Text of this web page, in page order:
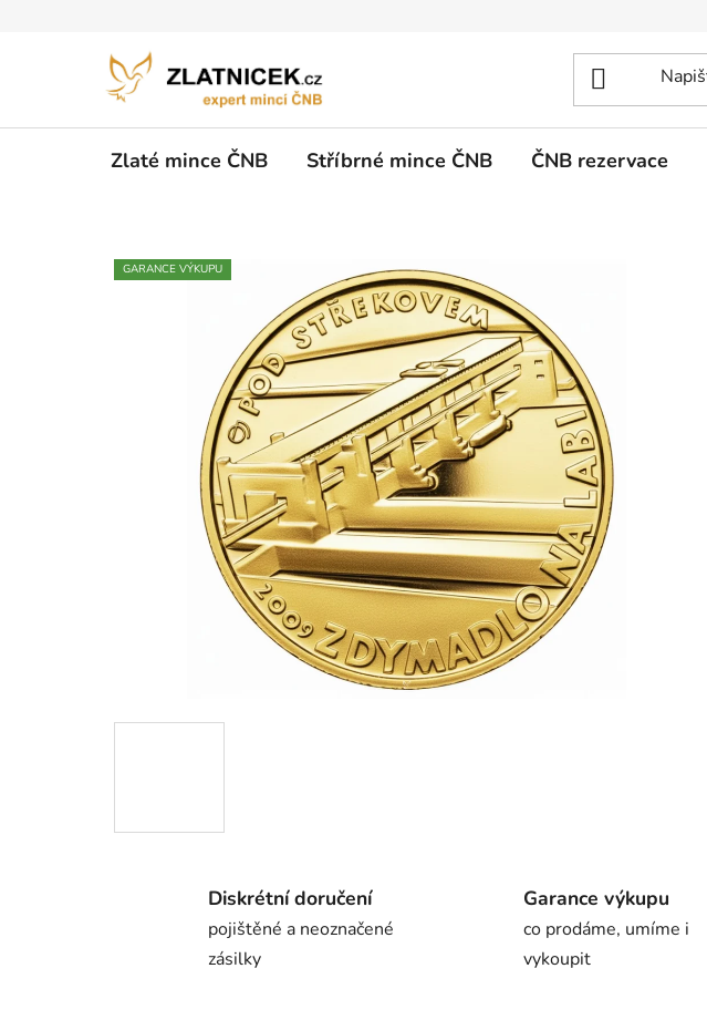
Zlaté mince ČNB Stříbrné mince ČNB ČNB rezervace
GARANCE VÝKUPU
Diskrétní doručení
pojištěné a neoznačené
zásilky
Garance výkupu
co prodáme, umíme i
vykoupit